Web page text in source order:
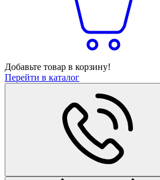
Добавьте товар в корзину!
Перейти в каталог